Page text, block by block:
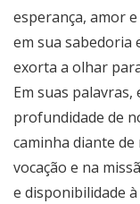
esperança, amor
em sua sabedoria
exorta a olhar
Em suas
profundidade de
caminha diante
vocação e na
e disponibilidade